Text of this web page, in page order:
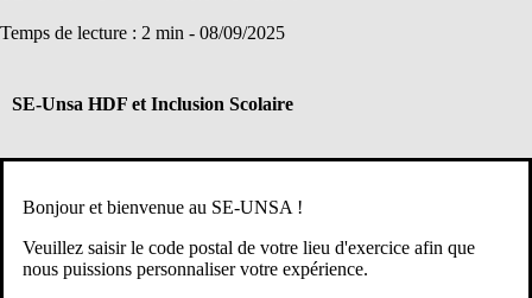
Temps de lecture : 2 min - 08/09/2025
SE-Unsa HDF et Inclusion Scolaire
LeSE-Unsa HdFest sur le front de l’inclusion au sein du réseau
des dispositifs (PPRE, PAP, PPS).
Bonjour et bienvenue au SE-UNSA !
Veuillez saisir le code postal de votre lieu d'exercice afin que
nous puissions personnaliser votre expérience.